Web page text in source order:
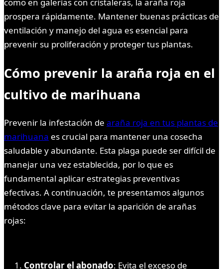
como en galerías con cristaleras, la araña roja
prospera rápidamente. Mantener buenas prácticas de
ventilación y manejo del agua es esencial para
prevenir su proliferación y proteger tus plantas.
Cómo prevenir la araña roja en el
cultivo de marihuana
Prevenir la infestación de araña roja en tus plantas de
marihuana es crucial para mantener una cosecha
saludable y abundante. Esta plaga puede ser difícil de
manejar una vez establecida, por lo que es
fundamental aplicar estrategias preventivas
efectivas. A continuación, te presentamos algunos
métodos clave para evitar la aparición de arañas
rojas:
Controlar el abonado: Evita el exceso de